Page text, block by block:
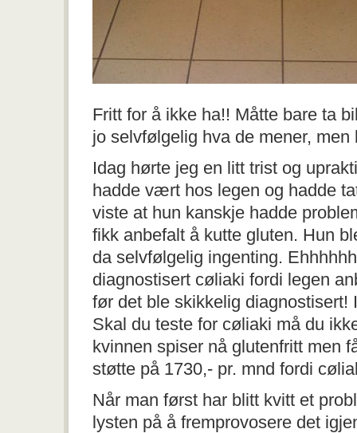
Fritt for å ikke ha!! Måtte bare ta
jo selvfølgelig hva de mener, men
Idag hørte jeg en litt trist og
hadde vært hos legen og hadde
viste at hun kanskje hadde
fikk anbefalt å kutte gluten. Hun
da selvfølgelig ingenting.
diagnostisert cøliaki fordi legen
før det ble skikkelig diagnostisert!
Skal du teste for cøliaki må du
kvinnen spiser nå glutenfritt men
støtte på 1730,- pr. mnd fordi
Når man først har blitt kvitt et
lysten på å fremprovosere det